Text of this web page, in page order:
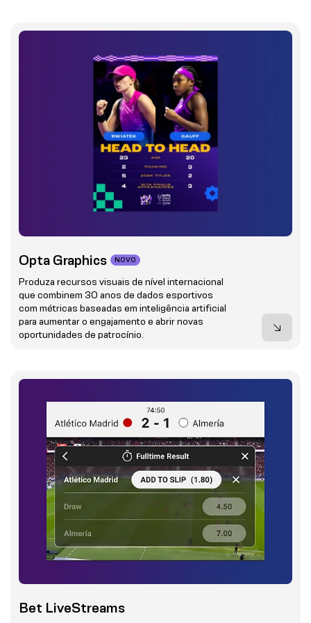
Opta Graphics NOVO
Produza recursos visuais de nível internacional
que combinem 30 anos de dados esportivos
com métricas baseadas em inteligência artificial
para aumentar o engajamento e abrir novas
oportunidades de patrocínio.
Bet LiveStreams